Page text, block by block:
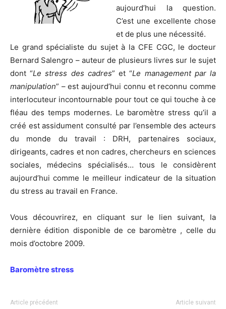
aujourd’hui la question.
C’est une excellente chose
et de plus une nécessité.
Le grand spécialiste du sujet à la CFE CGC, le docteur
Bernard Salengro – auteur de plusieurs livres sur le sujet
dont “Le stress des cadres” et “Le management par la
manipulation” – est aujourd’hui connu et reconnu comme
interlocuteur incontournable pour tout ce qui touche à ce
fléau des temps modernes. Le baromètre stress qu’il a
créé est assidument consulté par l’ensemble des acteurs
du monde du travail : DRH, partenaires sociaux,
dirigeants, cadres et non cadres, chercheurs en sciences
sociales, médecins spécialisés… tous le considèrent
aujourd’hui comme le meilleur indicateur de la situation
du stress au travail en France.
Vous découvrirez, en cliquant sur le lien suivant, la
dernière édition disponible de ce baromètre , celle du
mois d’octobre 2009.
Baromètre stress
Article précédent Article suivant